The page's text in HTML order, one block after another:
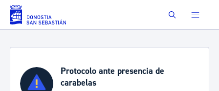
Saltar al contenido principal Buscar
Protocolo ante presencia de
carabelas